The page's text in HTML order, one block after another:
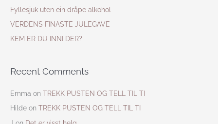
o
r
:
Fyllesjuk uten ein dråpe alkohol
VERDENS FINASTE JULEGAVE
KEM ER DU INNI DER?
Recent Comments
Emma onTREKK PUSTEN OG TELL TIL TI
Hilde onTREKK PUSTEN OG TELL TIL TI